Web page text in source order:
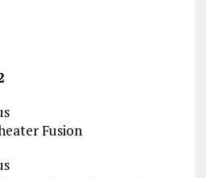
Fusion